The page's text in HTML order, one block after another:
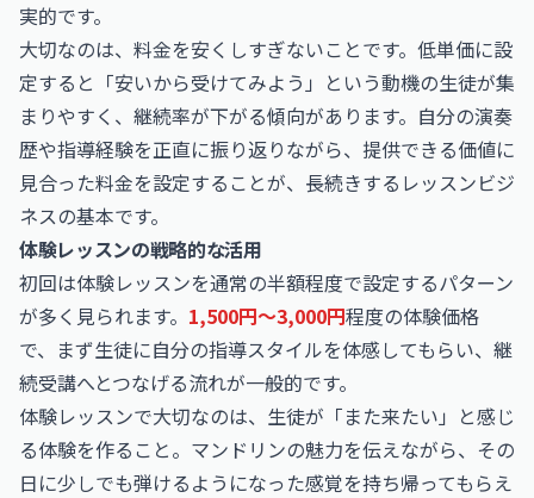
実的です。
大切なのは、料金を安くしすぎないことです。低単価に設
定すると「安いから受けてみよう」という動機の生徒が集
まりやすく、継続率が下がる傾向があります。自分の演奏
歴や指導経験を正直に振り返りながら、提供できる価値に
見合った料金を設定することが、長続きするレッスンビジ
ネスの基本です。
体験レッスンの戦略的な活用
初回は体験レッスンを通常の半額程度で設定するパターン
が多く見られます。 1,500円〜3,000円程度の体験価格
で、まず生徒に自分の指導スタイルを体感してもらい、継
続受講へとつなげる流れが一般的です。
体験レッスンで大切なのは、生徒が「また来たい」と感じ
る体験を作ること。マンドリンの魅力を伝えながら、その
日に少しでも弾けるようになった感覚を持ち帰ってもらえ